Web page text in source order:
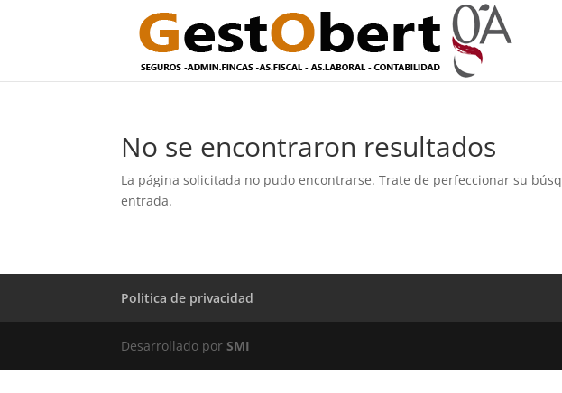
No se encontraron resultados
La página solicitada no pudo encontrarse. Trate de perfeccionar su
entrada.
Politica de privacidad
Desarrollado porSMI